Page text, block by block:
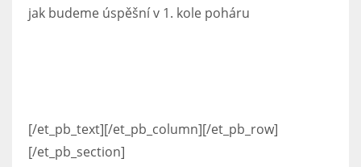
jak budeme úspěšní v 1. kole poháru
[/et_pb_text][/et_pb_column][/et_pb_row]
[/et_pb_section]